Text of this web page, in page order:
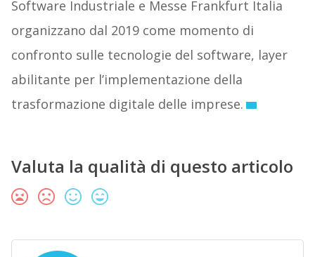
Software Industriale e Messe Frankfurt Italia
organizzano dal 2019 come momento di
confronto sulle tecnologie del software, layer
abilitante per l’implementazione della
trasformazione digitale delle imprese.
Valuta la qualità di questo articolo